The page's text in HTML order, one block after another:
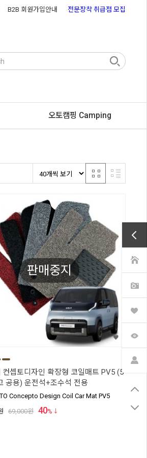
B2B 회원가입안내 전문장착 취급점 모집
오토캠핑 Camping
판매중지
컨셉토디자인 확장형 코일매트 PV5 (5
공용) 운전석+조수석 전용
Concepto Design Coil Car Mat PV5
69,000원 40%